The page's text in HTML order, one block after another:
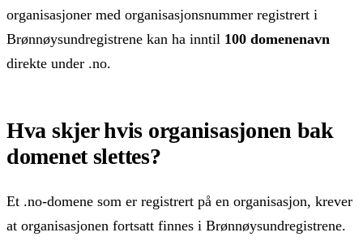
organisasjoner med organisasjonsnummer registrert i
Brønnøysundregistrene kan ha inntil 100 domenenavn
direkte under .no.
Hva skjer hvis organisasjonen bak
domenet slettes?
Et .no-domene som er registrert på en organisasjon, krever
at organisasjonen fortsatt finnes i Brønnøysundregistrene.